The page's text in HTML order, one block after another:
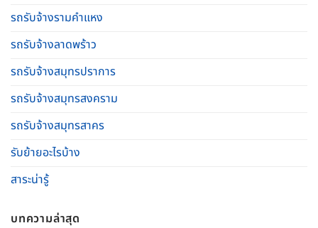
รถรับจ้างรามคําแหง
รถรับจ้างลาดพร้าว
รถรับจ้างสมุทรปราการ
รถรับจ้างสมุทรสงคราม
รถรับจ้างสมุทรสาคร
รับย้ายอะไรบ้าง
สาระน่ารู้
บทความล่าสุด